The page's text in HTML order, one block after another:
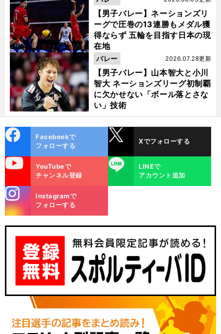
【男子バレー】ネーションズリ
ーグで圧巻の13連勝もメダル獲
得ならず 五輪を目指す日本の現
在地
【男子バレー】山本智大と小川
智大 ネーションズリーグ初制覇
に欠かせない「ボール落とさな
い」技術
2026.07.28更新
バレー
ok
Facebookで
フォローする
Xでフォローする
YouTubeで
チャンネル登録
LINE
LINEで
アカウント追加
m
Instagramで
フォローする